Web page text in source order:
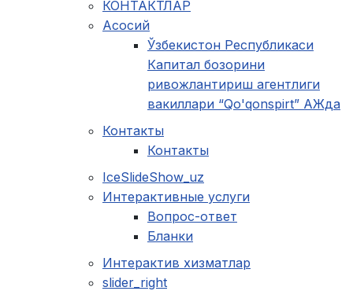
КОНТАКТЛАР
Асосий
Ўзбекистон Республикаси
Капитал бозорини
ривожлантириш агентлиги
вакиллари “Qo'qonspirt” АЖда
Контакты
Контакты
IceSlideShow_uz
Интерактивные услуги
Вопрос-ответ
Бланки
Интерактив хизматлар
slider_right